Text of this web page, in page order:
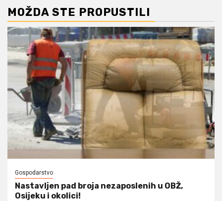
MOŽDA STE PROPUSTILI
Gospodarstvo
Nastavljen pad broja nezaposlenih u OBŽ,
Osijeku i okolici!